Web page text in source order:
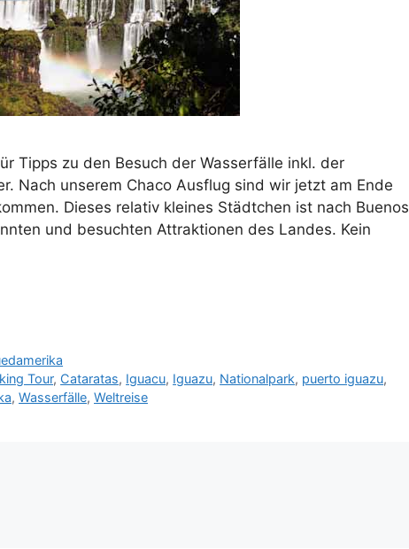
Tipps zu den Besuch der Wasserfälle inkl. der
Nach unserem Chaco Ausflug sind wir jetzt am Ende
Dieses relativ kleines Städtchen ist nach Buenos
und besuchten Attraktionen des Landes. Kein
Tour, Cataratas, Iguacu, Iguazu, Nationalpark, puerto iguazu,
, Wasserfälle, Weltreise